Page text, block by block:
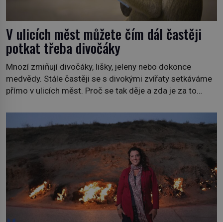
V ulicích měst můžete čím dál častěji
potkat třeba divočáky
Mnozí zmiňují divočáky, lišky, jeleny nebo dokonce
medvědy. Stále častěji se s divokými zvířaty setkáváme
přímo v ulicích měst. Proč se tak děje a zda je za to
jiných. My se raději podíváme do jiných zemí a
prozkoumáme, jaká další zvířata po celém světě se